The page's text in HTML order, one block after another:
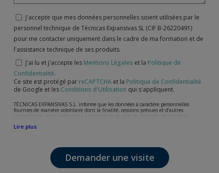
J'accepte que mes données personnelles soient utilisées par le
personnel technique de Técnicas Expansivas SL (CIF B-26220491)
pour me contacter uniquement dans le cadre de ma formation et de
l'assistance technique de ses produits.
J'ai lu et j'accepte les Mentions Légales et la Politique de
Confidentialité.
Ce site est protégé par reCAPTCHA et la Politique de Confidentialité
de Google et les Conditions d'Utilisation qui s'appliquent.
TÉCNICAS EXPANSIVAS S.L. informe que les données à caractère personnelles
fournies de manière volontaire dont la finalité, cessions prévues et d’autres
circonstances, sont indiquées au moment de la prise de données de caractère
l’attention de votre demande, litige ou requise, maintien de la relation établie, la
Les données de nos fichiers sont absolument confidentielles et seront traitées avec la
plus grande confidentialité et répondent à toutes les exigences prévues par la loi
15/1999 du 13 décembre sur la protection des données personnelles.
Lire plus
Demander une visite